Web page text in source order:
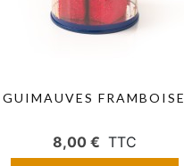
GUIMAUVES FRAMBOISE
8,00 € TTC